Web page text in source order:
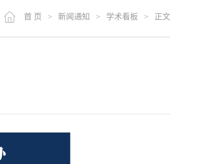
首 页 > 新闻通知 > 学术看板 > 正文